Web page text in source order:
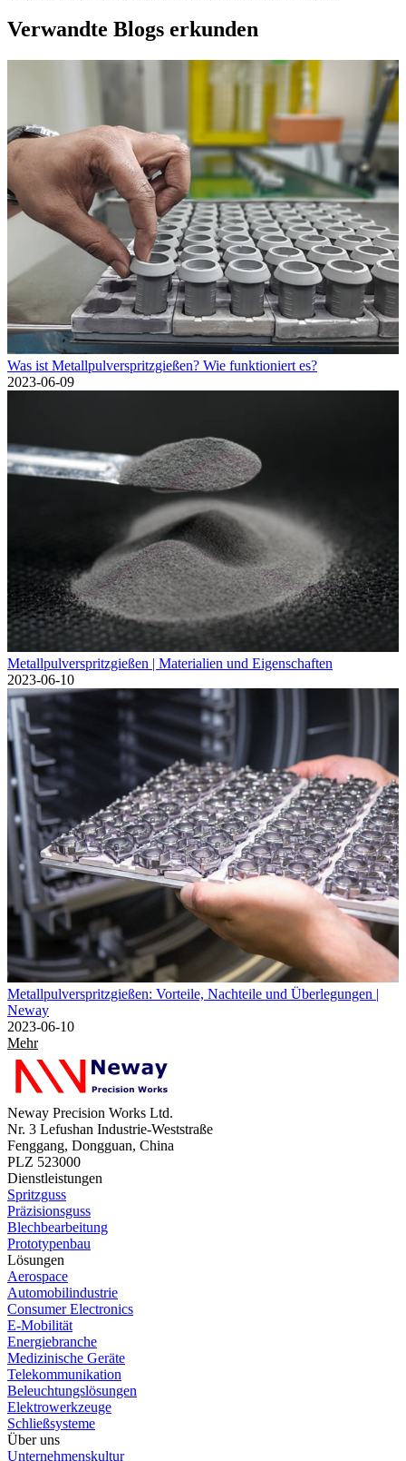
Verwandte Blogs erkunden
Was ist Metallpulverspritzgießen? Wie funktioniert es?
2023-06-09
Metallpulverspritzgießen | Materialien und Eigenschaften
2023-06-10
Metallpulverspritzgießen: Vorteile, Nachteile und Überlegungen |
Neway
2023-06-10
Mehr
Neway Precision Works Ltd.
Nr. 3 Lefushan Industrie-Weststraße
Fenggang, Dongguan, China
PLZ 523000
Dienstleistungen
Spritzguss
Präzisionsguss
Blechbearbeitung
Prototypenbau
Lösungen
Aerospace
Automobilindustrie
Consumer Electronics
E-Mobilität
Energiebranche
Medizinische Geräte
Telekommunikation
Beleuchtungslösungen
Elektrowerkzeuge
Schließsysteme
Über uns
Unternehmenskultur